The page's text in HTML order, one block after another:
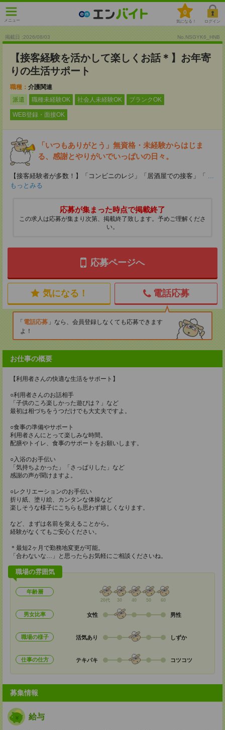
メニュー
0
気になる！ ログイン
掲載日 :2026/08/03 No.NSGYK6_HNB
【接客経験を活かして楽しくお話＊】お年寄
りの生活サポート
職種： 介護関連
派遣
職種未経験OK 社会人未経験OK ブランクOK
WEB登録・面接OK
「いつもありがとう」無資格・未経験からはじま
る、感謝とやりがいでいっぱいの日々。
【接客経験者が多数！】「コンビニのレジ」「居酒屋での接客」「 ...
もっとみる
応募が集まった時点で掲載終了
この求人は応募が集まり次第、掲載終了致します。予めご理解くださ
い。
応募ページへ
気になる！ 電話応募
電話応募
なら、会員登録しなくても応募できます
よ！
お仕事の概要
【利用者さんの快適な生活をサポート】
○利用者さんのお話相手
「子供のころ楽しかった遊びは？」など
最初は相づちをうつだけでも大丈夫ですよ。
○食事の準備やサポート
利用者さんにとって楽しみな時間。
配膳やトイレ、食事のサポートをお願いします。
○入浴のお手伝い
「気持ちよかった」「さっぱりした」など
感謝の声が聞けますよ。
○レクリエーションのお手伝い
折り紙、塗り絵、カンタンな体操など
楽しそうな様子にこちらも思わず嬉しくなります。
など、まずは名前を覚えることから。
経験がなくてもご安心ください。
＊最短2ヶ月で勤務地変更が可能。
「合わないな…」と思ったらお気軽にご相談くださいね。
職場の雰囲気
年齢層
20代 30 40 50 60
男女比率 女性 男性
職場の様子 活気あり しずか
仕事の仕方 テキパキ コツコツ
募集情報
給与